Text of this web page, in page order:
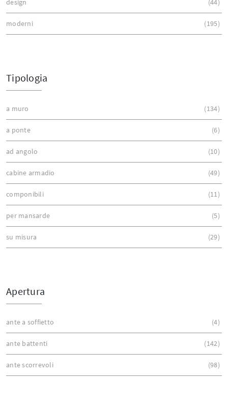
design 44
moderni 195
Tipologia
a muro 134
a ponte 6
ad angolo 10
cabine armadio 49
componibili 11
per mansarde 5
su misura 29
Apertura
ante a soffietto 4
ante battenti 142
ante scorrevoli 98